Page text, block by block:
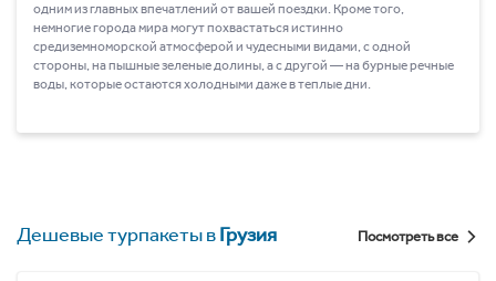
одним из главных впечатлений от вашей поездки. Кроме того,
немногие города мира могут похвастаться истинно
средиземноморской атмосферой и чудесными видами, с одной
стороны, на пышные зеленые долины, а с другой ― на бурные речные
воды, которые остаются холодными даже в теплые дни.
Дешевые турпакеты вГрузия Посмотреть все